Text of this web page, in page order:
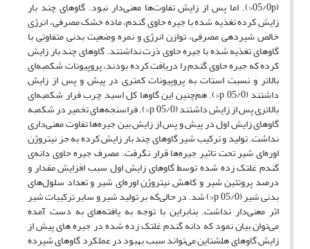
(05/0p<). اما پس از زایش تفاوت‌ها معنی‌دار نبود. گاوهای چند بار
زایش کرده تغذیه شده با جیره حاوی گندم، ماده خشک مصرفی، انرژی
خالص شیردهی مصرفی، توازن انرژی و نمره وضعیت بدنی متفاوتی با
گاوهای تغذیه شده با جیره حاوی ذرت نداشتند. گاوهای چند بار زایش
کرده که جیره حاوی گندم را دریافت کرده بودند، پروپیونات شکمبه‌ای
بالاتر و نسبت استات به پروپیونات کمتری در پیش و پس از زایش
داشتند (05/0 p<). هم‌چنین این گاوها کل اسید چرب فرار شکمبه‌ای
بالاتری پس از زایش داشتند (05/0 p<). فراسنجه‌های تخمیر در شکمبه
گاوهای زایش اول در پیش و پس از زایش بین جیره‌ها تفاوت معنی‌داری
نداشت. تولید و ترکیب شیر گاوهای چند بار زایش کرده به جز نیتروژن
اوره‌ای شیر تحت تاثیر جیره‌ها قرار نگرفت. مصرف جیره حاوی دانه‌ی
گندم غلتک زده شده توسط گاوهای زایش اول سبب افزایش مقدار و
درصد پروتئین شیر و کاهش نیتروژن اوره‌ای شیر و تعداد سلول‌های
بدنی شیر (05/0 p<) شد. در حالی‌‌که بر تولید شیر و سایر ترکیبات شیر
اثر معنی‌دار نداشت. بنابراین با توجه به یافته‌های به دست آمده
می‌توان بیان نمود که دانه گندم غلتک زده شده در جیره های پیش از
زایش گاوهای هلشتاین می‌تواند سبب بهبود در عملکرد گاوهای شیرده